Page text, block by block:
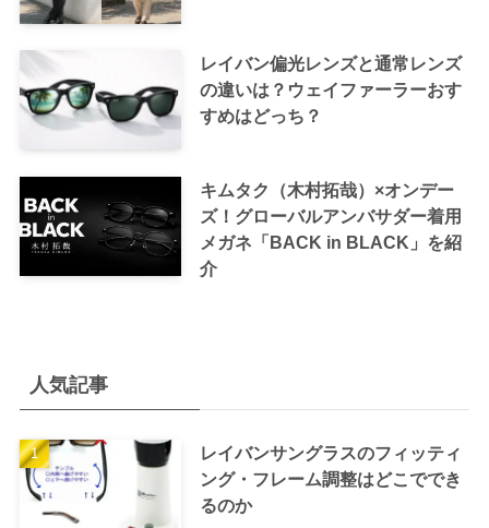
レイバン偏光レンズと通常レンズ
の違いは？ウェイファーラーおす
すめはどっち？
キムタク（木村拓哉）×オンデー
ズ！グローバルアンバサダー着用
メガネ「BACK in BLACK」を紹
介
人気記事
レイバンサングラスのフィッティ
ング・フレーム調整はどこででき
るのか